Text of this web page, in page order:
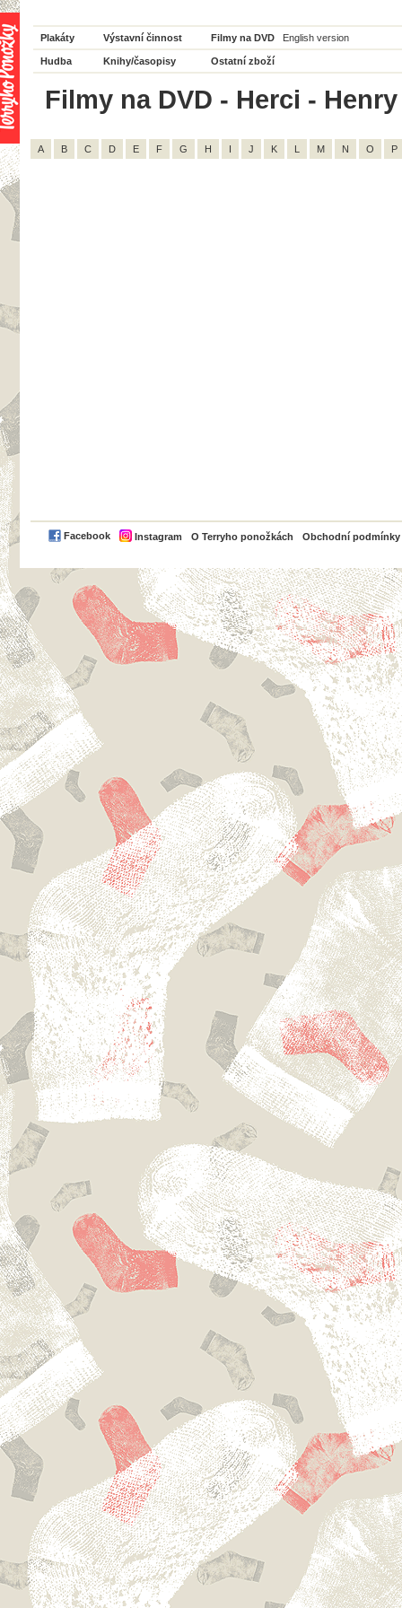
Plakáty Výstavní činnost Filmy na DVD English version
Hudba Knihy/časopisy Ostatní zboží
Filmy na DVD - Herci -
A B C D E F G H I J K L M N O P
Facebook Instagram O Terryho ponožkách Obchodní podmínky
PayPal